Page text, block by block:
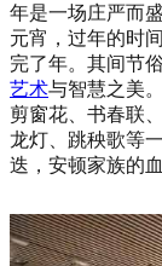
年是一场庄严而
元宵，过年的时
完了年。其间节
艺术与智慧之美
剪窗花、书春联
龙灯、跳秧歌等
迭，安顿家族的